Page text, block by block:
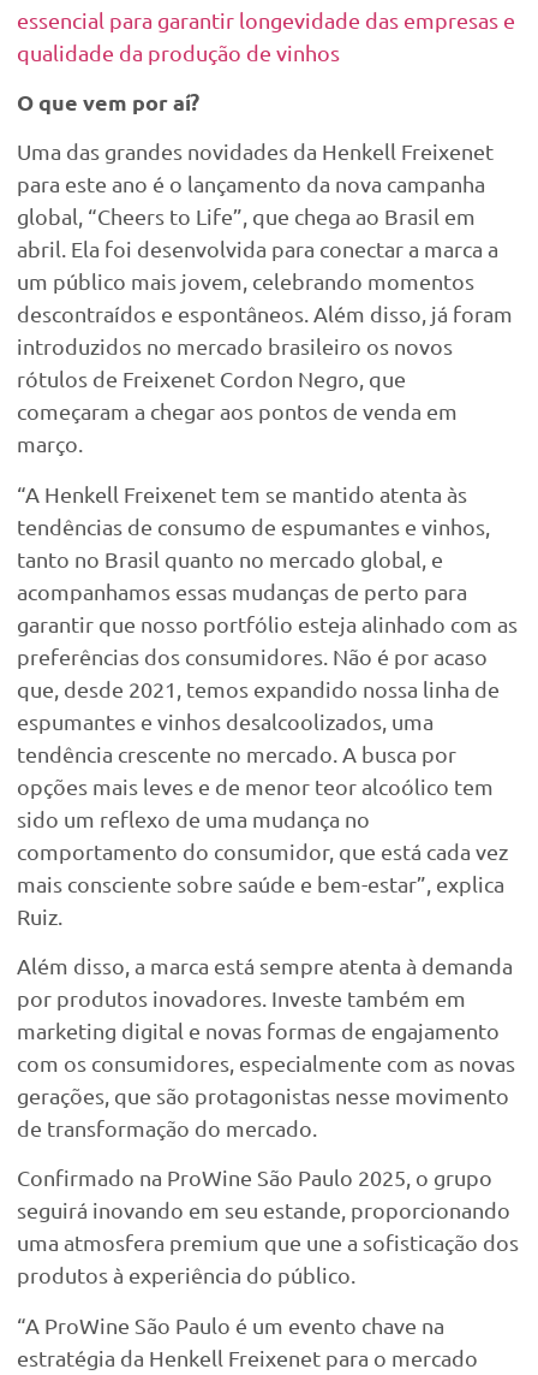
essencial para garantir longevidade das empresas e
qualidade da produção de vinhos
O que vem por aí?
Uma das grandes novidades da Henkell Freixenet
para este ano é o lançamento da nova campanha
global, “Cheers to Life”, que chega ao Brasil em
abril. Ela foi desenvolvida para conectar a marca a
um público mais jovem, celebrando momentos
descontraídos e espontâneos. Além disso, já foram
introduzidos no mercado brasileiro os novos
rótulos de Freixenet Cordon Negro, que
começaram a chegar aos pontos de venda em
março.
“A Henkell Freixenet tem se mantido atenta às
tendências de consumo de espumantes e vinhos,
tanto no Brasil quanto no mercado global, e
acompanhamos essas mudanças de perto para
garantir que nosso portfólio esteja alinhado com as
preferências dos consumidores. Não é por acaso
que, desde 2021, temos expandido nossa linha de
espumantes e vinhos desalcoolizados, uma
tendência crescente no mercado. A busca por
opções mais leves e de menor teor alcoólico tem
sido um reflexo de uma mudança no
comportamento do consumidor, que está cada vez
mais consciente sobre saúde e bem-estar”, explica
Ruiz.
Além disso, a marca está sempre atenta à demanda
por produtos inovadores. Investe também em
marketing digital e novas formas de engajamento
com os consumidores, especialmente com as novas
gerações, que são protagonistas nesse movimento
de transformação do mercado.
Confirmado na ProWine São Paulo 2025, o grupo
seguirá inovando em seu estande, proporcionando
uma atmosfera premium que une a sofisticação dos
produtos à experiência do público.
“A ProWine São Paulo é um evento chave na
estratégia da Henkell Freixenet para o mercado